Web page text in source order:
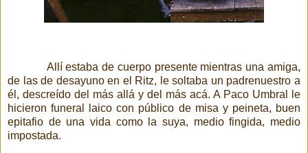
Allí estaba de cuerpo presente mientras una amiga,
de las de desayuno en el Ritz, le soltaba un padrenuestro a
él, descreído del más allá y del más acá. A Paco Umbral le
hicieron funeral laico con público de misa y peineta, buen
epitafio de una vida como la suya, medio fingida, medio
impostada.